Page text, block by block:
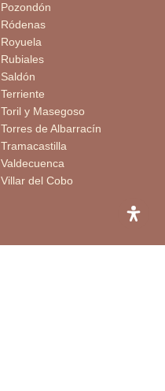
Pozondón
Ródenas
Royuela
Rubiales
Saldón
Terriente
Toril y Masegoso
Torres de Albarracín
Tramacastilla
Valdecuenca
Villar del Cobo